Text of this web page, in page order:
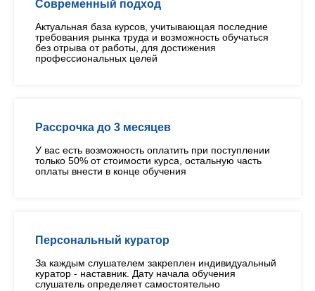
Современный подход
Актуальная база курсов, учитывающая последние
требования рынка труда и возможность обучаться
без отрыва от работы, для достижения
профессиональных целей
Рассрочка до 3 месяцев
У вас есть возможность оплатить при поступлении
только 50% от стоимости курса, остальную часть
оплаты внести в конце обучения
Персональный куратор
За каждым слушателем закреплен индивидуальный
куратор - наставник. Дату начала обучения
слушатель определяет самостоятельно